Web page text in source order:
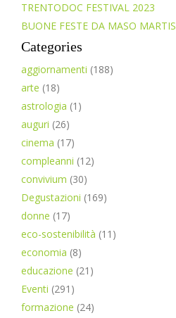
TRENTODOC FESTIVAL 2023
BUONE FESTE DA MASO MARTIS
Categories
aggiornamenti (188)
arte (18)
astrologia (1)
auguri (26)
cinema (17)
compleanni (12)
convivium (30)
Degustazioni (169)
donne (17)
eco-sostenibilità (11)
economia (8)
educazione (21)
Eventi (291)
formazione (24)